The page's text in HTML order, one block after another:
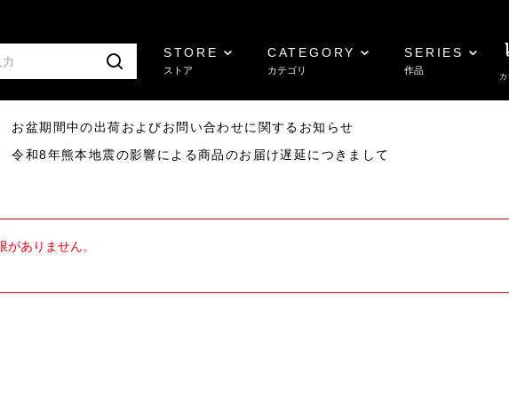
STORE
ストア
CATEGORY
カテゴリ
SERIES
作品
カ
盆期間中の出荷およびお問い合わせに関するお知らせ
和8年熊本地震の影響による商品のお届け遅延につきまして
ありません。